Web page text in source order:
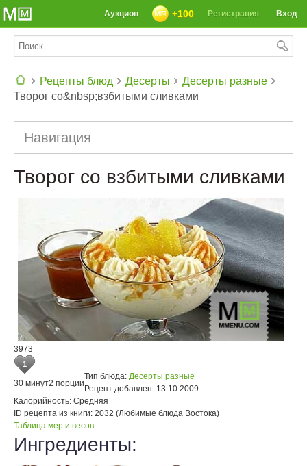
Вход
Регистрация
+100
Аукцион
Рецепты блюд Десерты
Десерты разные
Творог со&nbsp;взбитыми сливками
Навигация
Творог со взбитыми сливками
3973
1
30 минут2 порции
Тип блюда: Десерты разные
Рецепт добавлен: 13.10.2009
Калорийность: Средняя
ID рецепта из книги: 2032 (Любимые блюда Востока)
Таблица мер и весов
Ингредиенты: